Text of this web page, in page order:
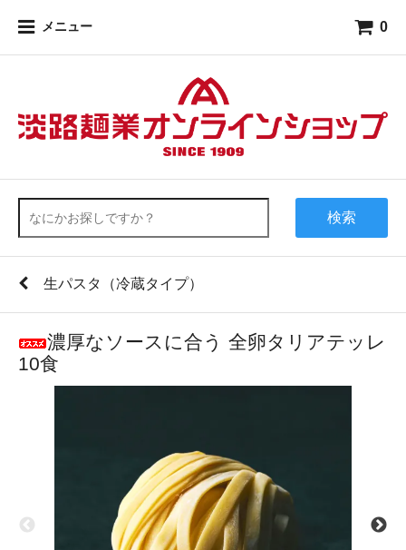
メニュー 0
検索
生パスタ（冷蔵タイプ）
濃厚なソースに合う 全卵タリアテッレ
10食